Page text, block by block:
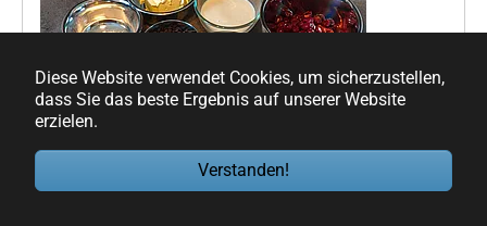
Diese Website verwendet Cookies, um sicherzustellen,
dass Sie das beste Ergebnis auf unserer Website
erzielen.
Verstanden!
Hermann Schoko Kirsch Kuchen – saftiges
Rezept